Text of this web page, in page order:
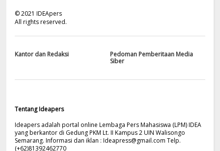
©2021 IDEApers
All rights reserved.
Kantor dan Redaksi
Pedoman Pemberitaan Media
Siber
Tentang Ideapers
Ideapers adalah portal online Lembaga Pers Mahasiswa (LPM) IDEA
yang berkantor di Gedung PKM Lt. II Kampus 2 UIN Walisongo
Semarang. Informasi dan iklan :Ideapress@gmail.com Telp.
(+62)81392462770